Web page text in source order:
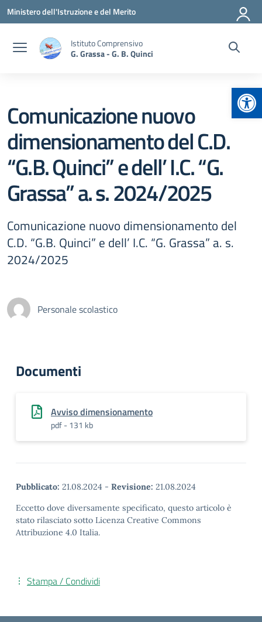
Vai ai contenuti
Vai al menu di navigazione
Vai al footer
Ministero dell'Istruzione e del Merito
Istituto Comprensivo
G. Grassa - G. B. Quinci
Comunicazione nuovo
dimensionamento del C.D.
“G.B. Quinci” e dell’ I.C. “G.
Grassa” a. s. 2024/2025
Comunicazione nuovo dimensionamento del
C.D. “G.B. Quinci” e dell’ I.C. “G. Grassa” a. s.
2024/2025
Personale scolastico
Documenti
Avviso dimensionamento
pdf - 131 kb
Pubblicato: 21.08.2024 - Revisione: 21.08.2024
Eccetto dove diversamente specificato, questo articolo è
stato rilasciato sotto Licenza Creative Commons
Attribuzione 4.0 Italia.
Stampa / Condividi